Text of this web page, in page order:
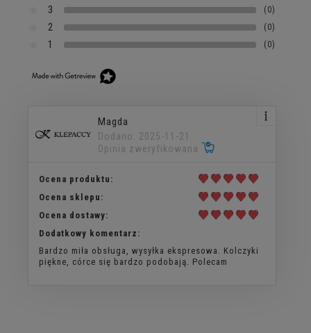
3 (0)
2 (0)
1 (0)
Magda
Dodano: 2025-11-21
Opinia zweryfikowana
Ocena produktu:
Ocena sklepu:
Ocena dostawy:
Dodatkowy komentarz:
Bardzo miła obsługa, wysyłka ekspresowa. Kolczyki
piękne, córce się bardzo podobają. Polecam